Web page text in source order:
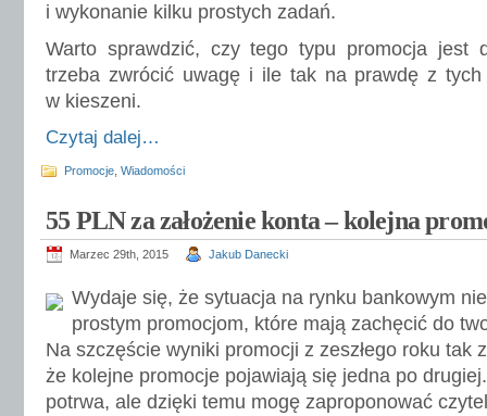
i wykonanie kilku prostych zadań.
Warto sprawdzić, czy tego typu promocja jest
trzeba zwrócić uwagę i ile tak na prawdę z
w kieszeni.
Czytaj dalej…
Promocje Wiadomości
55 PLN za założenie konta – kolejna
Marzec 29th, 2015 Jakub Danecki
Wydaje się, że sytuacja na rynku bankowym
prostym promocjom, które mają zachęcić do
Na szczęście wyniki promocji z zeszłego roku tak
że kolejne promocje pojawiają się jedna po
potrwa, ale dzięki temu mogę zaproponować